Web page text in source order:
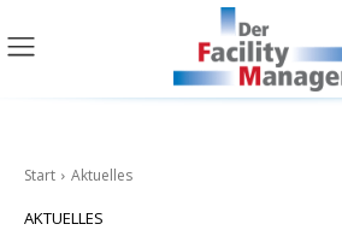
Start Aktuelles
AKTUELLES